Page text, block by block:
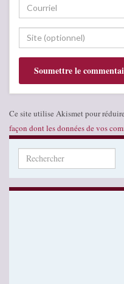
Ce site utilise Akismet pour
façon dont les données de vos
Search for: